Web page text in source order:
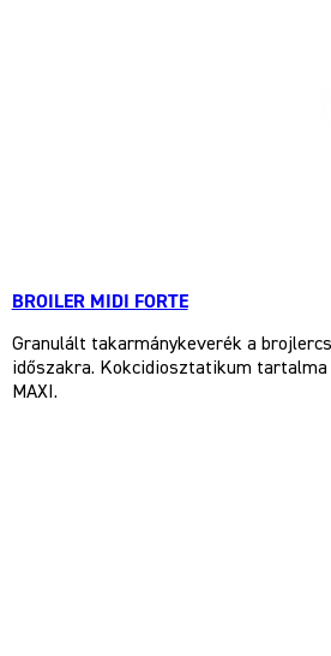
BROILER MIDI FORTE
Granulált takarmánykeverék a
időszakra. Kokcidiosztatikum
MAXI.